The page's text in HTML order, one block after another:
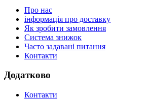
Про нас
інформація про доставку
Як зробити замовлення
Система знижок
Часто задавані питання
Контакти
Додатково
Контакти